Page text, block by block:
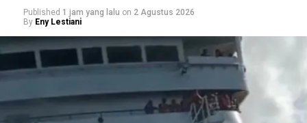
Published 1 jam yang lalu on 2 Agustus 2026
By Eny Lestiani